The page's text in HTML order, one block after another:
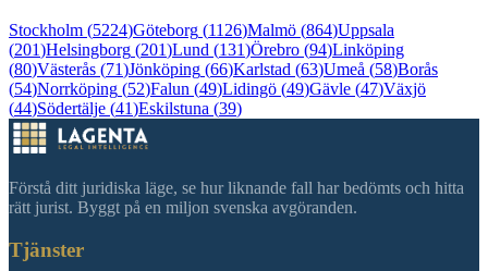
Stockholm (5224)Göteborg (1126)Malmö (864)Uppsala
(201)Helsingborg (201)Lund (131)Örebro (94)Linköping
(80)Västerås (71)Jönköping (66)Karlstad (63)Umeå (58)Borås
(54)Norrköping (52)Falun (49)Lidingö (49)Gävle (47)Växjö
(44)Södertälje (41)Eskilstuna (39)
Förstå ditt juridiska läge, se hur liknande fall har bedömts och hitta
rätt jurist. Byggt på en miljon svenska avgöranden.
Tjänster